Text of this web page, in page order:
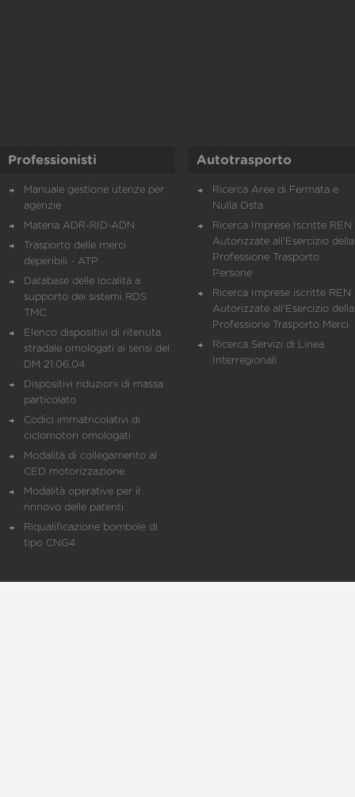
Professionisti
Manuale gestione utenze per
agenzie
Materia ADR-RID-ADN
Trasporto delle merci
deperibili - ATP
Database delle località a
supporto dei sistemi RDS
TMC
Elenco dispositivi di ritenuta
stradale omologati ai sensi del
DM 21.06.04
Dispositivi riduzioni di massa
particolato
Codici immatricolativi di
ciclomotori omologati
Modalità di collegamento al
CED motorizzazione
Modalità operative per il
rinnovo delle patenti
Riqualificazione bombole di
tipo CNG4
Autotrasporto
Ricerca Aree di Fermata e
Nulla Osta
Ricerca Imprese Iscritte REN
Autorizzate all'Esercizio della
Professione Trasporto
Persone
Ricerca Imprese iscritte REN
Autorizzate all'Esercizio della
Professione Trasporto Merci
Ricerca Servizi di Linea
Interregionali